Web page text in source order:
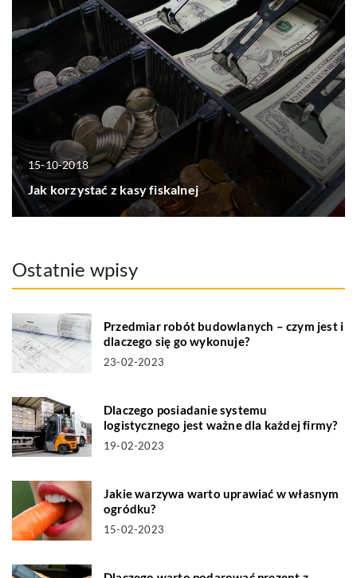
15-10-2018
Jak korzystać z kasy fiskalnej
Ostatnie wpisy
Przedmiar robót budowlanych – czym jest i
dlaczego się go wykonuje?
23-02-2023
Dlaczego posiadanie systemu
logistycznego jest ważne dla każdej firmy?
19-02-2023
Jakie warzywa warto uprawiać w własnym
ogródku?
15-02-2023